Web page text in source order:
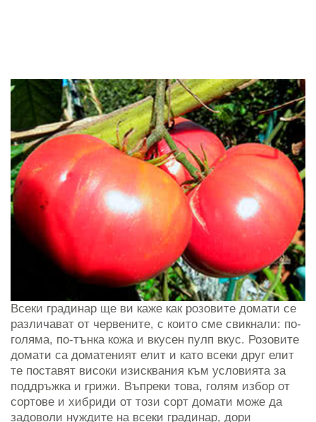
Всеки градинар ще ви каже как розовите домати се
различават от червените, с които сме свикнали: по-
голяма, по-тънка кожа и вкусен пулп вкус. Розовите
домати са доматеният елит и като всеки друг елит
те поставят високи изисквания към условията за
поддръжка и грижи. Въпреки това, голям избор от
сортове и хибриди от този сорт домати може да
задоволи нуждите на всеки градинар, дори